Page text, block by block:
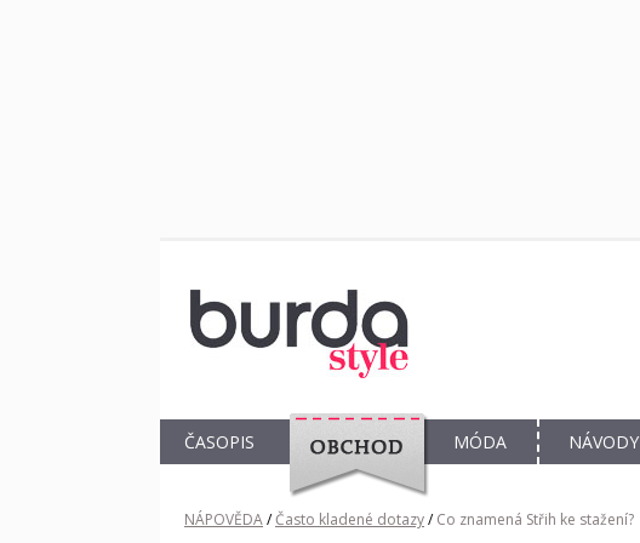
ČASOPIS
OBCHOD
MÓDA NÁVODY
NÁPOVĚDA/Často kladené dotazy/ Co znamená Střih ke stažení?